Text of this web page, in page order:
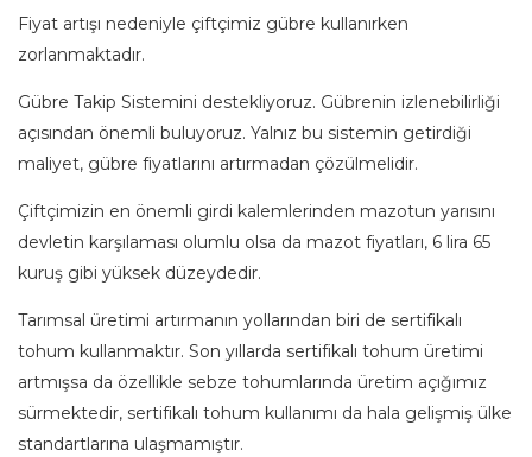
Fiyat artışı nedeniyle çiftçimiz gübre kullanırken
zorlanmaktadır.
Gübre Takip Sistemini destekliyoruz. Gübrenin izlenebilirliği
açısından önemli buluyoruz. Yalnız bu sistemin getirdiği
maliyet, gübre fiyatlarını artırmadan çözülmelidir.
Çiftçimizin en önemli girdi kalemlerinden mazotun yarısını
devletin karşılaması olumlu olsa da mazot fiyatları, 6 lira 65
kuruş gibi yüksek düzeydedir.
Tarımsal üretimi artırmanın yollarından biri de sertifikalı
tohum kullanmaktır. Son yıllarda sertifikalı tohum üretimi
artmışsa da özellikle sebze tohumlarında üretim açığımız
sürmektedir, sertifikalı tohum kullanımı da hala gelişmiş ülke
standartlarına ulaşmamıştır.